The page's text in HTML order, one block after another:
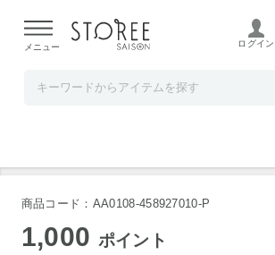
よる配送遅延が発生しております。
メニュー ログイン
マリン商事 電動爪切り EL40191
商品コード：AA0108-458927010-P
1,000 ポイント